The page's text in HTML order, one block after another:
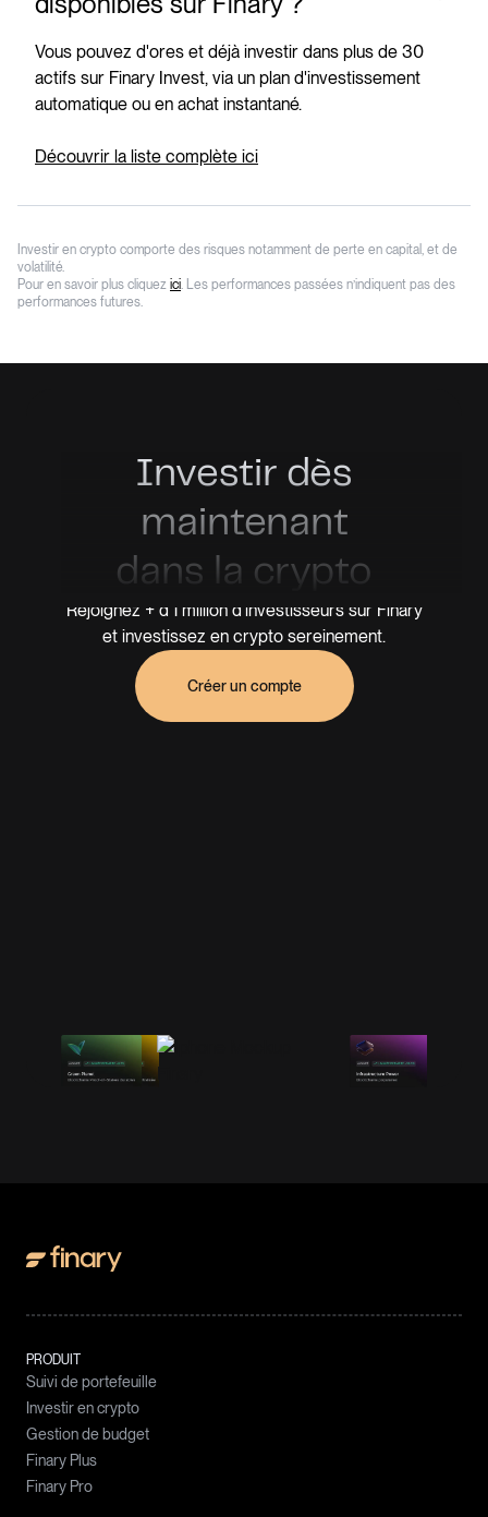
Vous pouvez d'ores et déjà investir dans plus de 30
actifs sur Finary Invest, via un plan d'investissement
automatique ou en achat instantané.
Découvrir la liste complète ici
Investir en crypto comporte des risques notamment de perte en capital, et de
volatilité.
Pour en savoir plus cliquez ici. Les performances passées n’indiquent pas des
performances futures.
Investir dès
maintenant
dans la crypto
Rejoignez + d'1 million d'investisseurs sur Finary
et investissez en crypto sereinement.
Créer un compte
PRODUIT
Suivi de portefeuille
Investir en crypto
Gestion de budget
Finary Plus
Finary Pro